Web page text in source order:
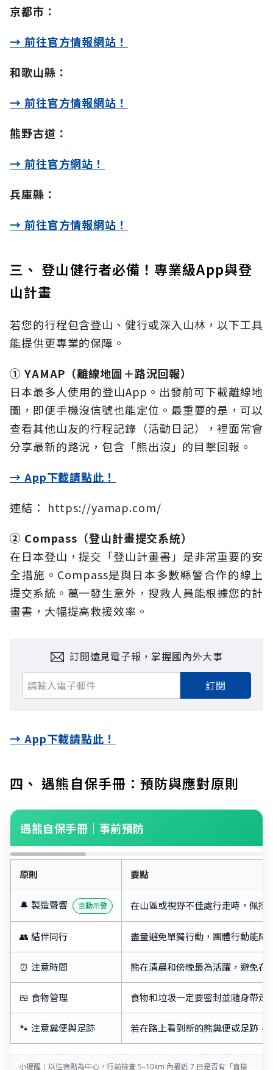
京都市：
→ 前往官方情報網站！
和歌山縣：
→ 前往官方情報網站！
熊野古道：
→ 前往官方網站！
兵庫縣：
→ 前往官方情報網站！
三、 登山健行者必備！專業級App與登
山計畫
若您的行程包含登山、健行或深入山林，以下工具
能提供更專業的保障。
① YAMAP（離線地圖＋路況回報）
日本最多人使用的登山App。出發前可下載離線地
圖，即便手機沒信號也能定位。最重要的是，可以
查看其他山友的行程記錄（活動日記），裡面常會
分享最新的路況，包含「熊出沒」的目擊回報。
→ App下載請點此！
連結： https://yamap.com/
② Compass（登山計畫提交系統）
在日本登山，提交「登山計畫書」是非常重要的安
全措施。Compass是與日本多數縣警合作的線上
提交系統。萬一發生意外，搜救人員能根據您的計
畫書，大幅提高救援效率。
訂閱遠見電子報，掌握國內外大事
訂閱
→ App下載請點此！
四、 遇熊自保手冊：預防與應對原則
遇熊自保手冊｜事前預防
原則 要點
🔔 製造聲響 主動示警 在山區或視野不佳處行走時，佩掛
👥 結伴同行 盡量避免單獨行動，團體行動能降
⏰ 注意時間 熊在清晨和傍晚最為活躍，避免在
🍱 食物管理 食物和垃圾一定要密封並隨身帶走
🐾 注意糞便與足跡 若在路上看到新的熊糞便或足跡，
小提醒：以住宿點為中心，行前檢查 5–10km 內最近 7 日是否有「直接